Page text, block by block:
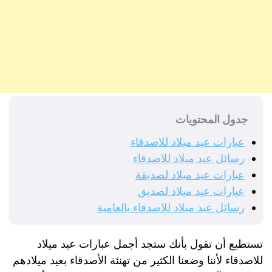
جدول المحتويات
عبارات عيد ميلاد للاصدقاء
رسائل عيد ميلاد للاصدقاء
عبارات عيد ميلاد لصديقة
عبارات عيد ميلاد لصديق
رسائل عيد ميلاد للاصدقاء بالعامية
تستطيع أن تقول بأنك ستجد أجمل عبارات عيد ميلاد
للاصدقاء لأننا وضعنا الكثير من تهنئة الأصدقاء بعيد ميلادهم